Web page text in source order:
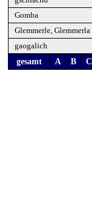
Gomba
Glemmerle, Glemmerla
gaogalich
gesamt
A B C